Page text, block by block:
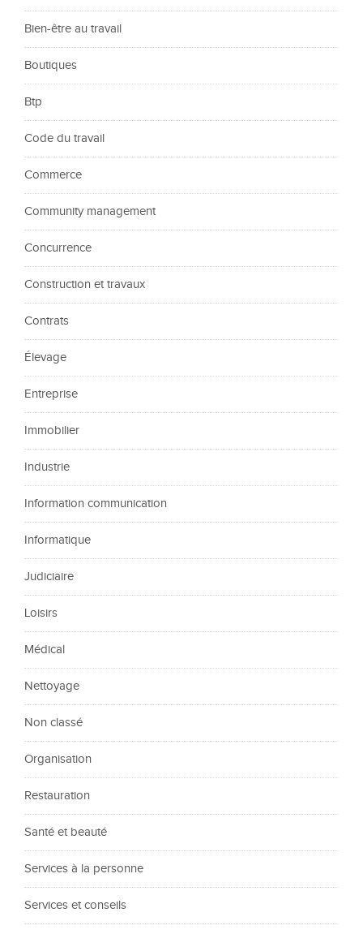
Bien-être au travail
Boutiques
Btp
Code du travail
Commerce
Community management
Concurrence
Construction et travaux
Contrats
Élevage
Entreprise
Immobilier
Industrie
Information communication
Informatique
Judiciaire
Loisirs
Médical
Nettoyage
Non classé
Organisation
Restauration
Santé et beauté
Services à la personne
Services et conseils